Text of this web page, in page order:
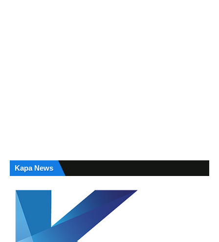
Kapa News